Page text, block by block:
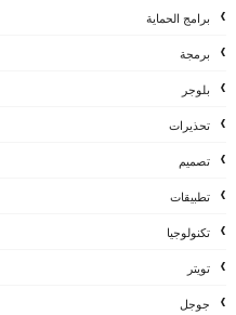
برامج الحماية
برمجة
بلوجر
تحذيرات
تصميم
تطبيقات
تكنولوجيا
تويتر
جوجل